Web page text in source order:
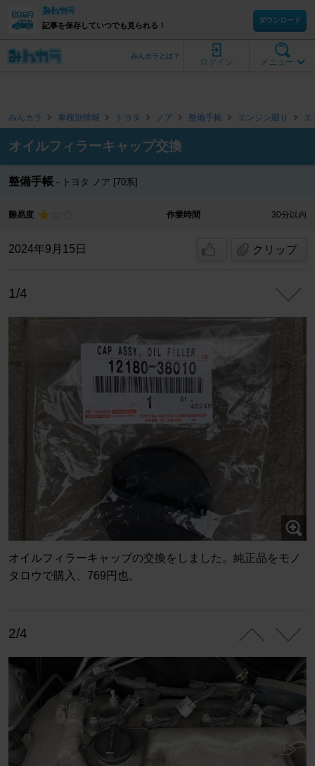
記事を保存していつでも見られる！
ダウンロード
メニュー
ログイン
みんカラとは？
みんカラ 車種別情報 トヨタ ノア 整備手帳 エンジン廻り エ
オイルフィラーキャップ交換
整備手帳 トヨタ ノア [70系]
難易度 作業時間 30分以内
2024年9月15日 クリップ
1/4
オイルフィラーキャップの交換をしました。純正品をモノ
タロウで購入、769円也。
2/4